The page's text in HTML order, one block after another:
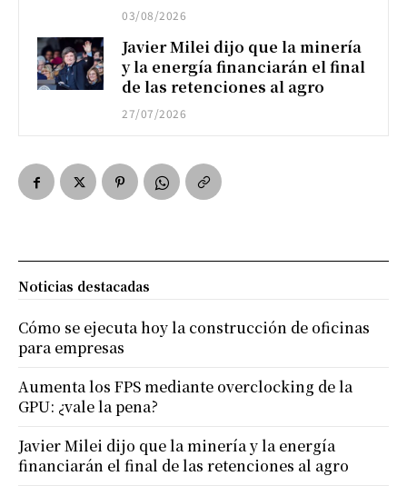
03/08/2026
Javier Milei dijo que la minería
y la energía financiarán el final
de las retenciones al agro
27/07/2026
Noticias destacadas
Cómo se ejecuta hoy la construcción de oficinas
para empresas
Aumenta los FPS mediante overclocking de la
GPU: ¿vale la pena?
Javier Milei dijo que la minería y la energía
financiarán el final de las retenciones al agro